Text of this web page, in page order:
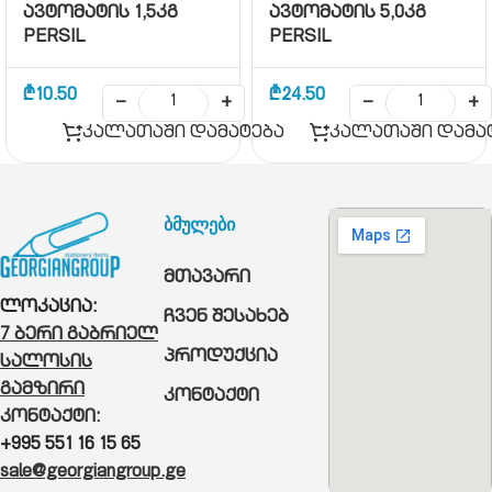
ავტომატის 1,5კგ
PERSIL
₾10.50 −
+
კალათაში დამატება
ავტომატის 5,0კგ
PERSIL
₾24.50 −
+
კალათაში
ლოკაცია:
7 ბერი გაბრიელ
სალოსის
გამზირი
კონტაქტი:
+995 551 16 15 65
sale@georgiangroup.ge
ბმულები
მთავარი
ჩვენ შესახებ
პროდუქცია
კონტაქტი